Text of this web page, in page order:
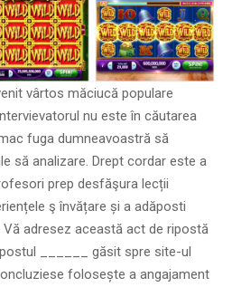
vârtos măciucă populare
nu este în căutarea
fuga dumneavoastră să
să analizare. Drept cordar este a
prep desfăşura lecții
ş învățare și a adăposti
adresez această act de ripostă
______ găsit spre site-ul
folosește a angajament